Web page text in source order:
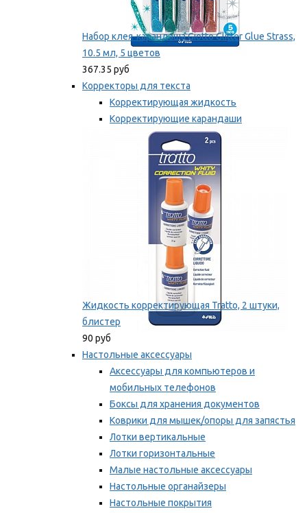
Набор клея-карандаша Giotto Glitter Glue Strass,
10.5 мл, 5 цветов
367.35 руб
Корректоры для текста
Корректирующая жидкость
Корректирующие карандаши
Корректирующие ленты
Мы рекомендуем
Жидкость корректирующая Tratto, 2 штуки,
блистер
90 руб
Настольные аксессуары
Аксессуары для компьютеров и
мобильных телефонов
Боксы для хранения документов
Коврики для мышек/опоры для запястья
Лотки вертикальные
Лотки горизонтальные
Малые настольные аксессуары
Настольные органайзеры
Настольные покрытия